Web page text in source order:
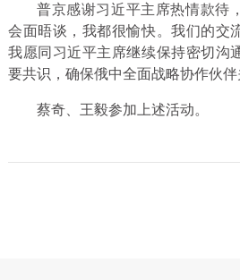
普京感谢习近平主席热情款待
会面晤谈，我都很愉快。我们的交
我愿同习近平主席继续保持密切沟
要共识，确保俄中全面战略协作伙伴
蔡奇、王毅参加上述活动。